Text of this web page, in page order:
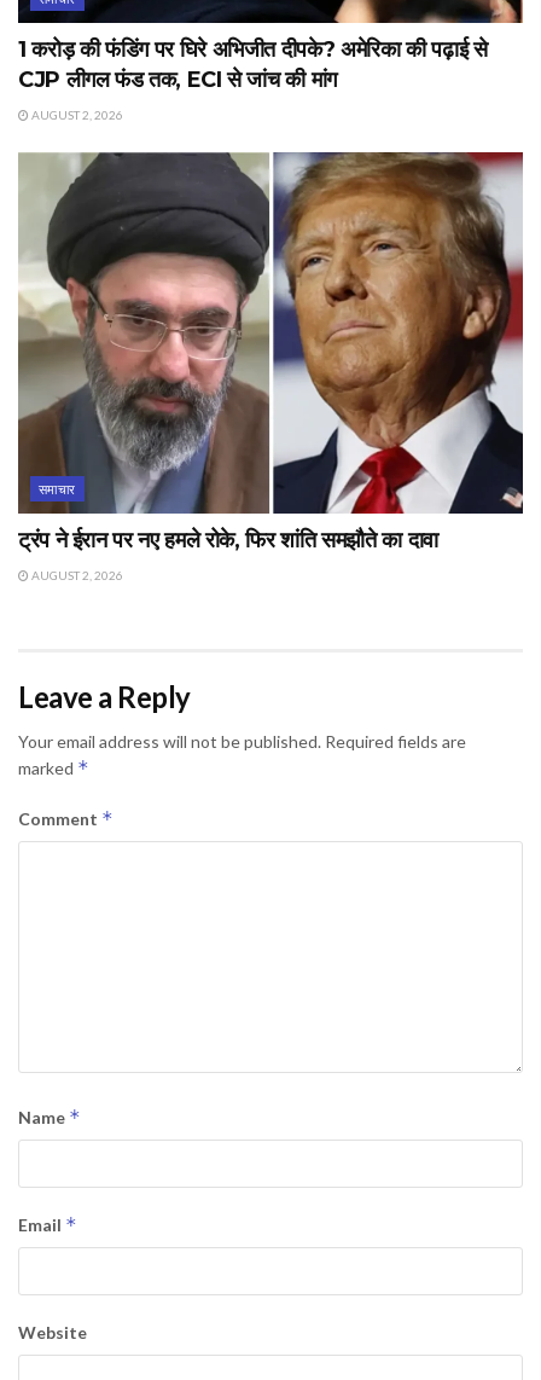
1 करोड़ की फंडिंग पर घिरे अभिजीत दीपके? अमेरिका की पढ़ाई से
CJP लीगल फंड तक, ECI से जांच की मांग
AUGUST 2, 2026
समाचार
ट्रंप ने ईरान पर नए हमले रोके, फिर शांति समझौते का दावा
AUGUST 2, 2026
Leave a Reply
Your email address will not be published. Required fields are
marked *
Comment *
Name *
Email *
Website